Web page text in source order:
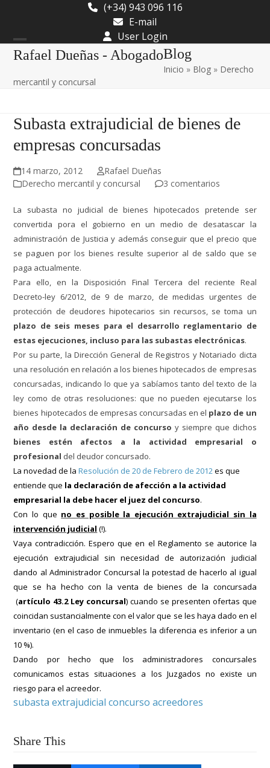
content
(+34) 943 096 116
E-mail
User Login
Rafael Dueñas - Abogado
Open
Close
Blog
Inicio » Blog » Derecho
mercantil y concursal
Subasta extrajudicial de bienes de
empresas concursadas
14 marzo, 2012
Rafael Dueñas
Derecho mercantil y concursal
3 comentarios
La subasta no judicial de bienes hipotecados pretende ser
convertida pora el gobierno en un medio de desatascar la
administración de Justicia y además conseguir que el precio que
se paguen por los bienes resulte superior al de saldo que se
paga actualmente.
Para ello, en la Disposición Final Tercera del reciente Real
Decreto-ley 6/2012, de 9 de marzo, de medidas urgentes de
protección de deudores hipotecarios sin recursos, se toma un
plazo de seis meses para el desarrollo reglamentario de
estas ejecuciones, incluso para las subastas electrónicas.
Por su parte, la Dirección General de Registros y Notariado dicta
una resolución en relación a los bienes hipotecados de empresas
concursadas, indicando lo que ya sabíamos tanto del texto de la
ley como de otras resoluciones: que no pueden ejecutarse los
bienes hipotecados de empresas concursadas en el plazo de un
año desde la declaración de concurso y siempre que dichos
bienes estén afectos a la actividad empresarial o
profesional del deudor concursado.
La novedad de laResolución de 20 de Febrero de 2012es que
entiende que la declaración de afección a la actividad
empresarial la debe hacer el juez del concurso.
Con lo que no es posible la ejecución extrajudicial sin la
intervención judicial (!).
Vaya contradicción. Espero que en el Reglamento se autorice la
ejecución extrajudicial sin necesidad de autorización judicial
dando al Administrador Concursal la potestad de hacerlo al igual
que se ha hecho con la venta de bienes de la concursada
(artículo 43.2 Ley concursal) cuando se presenten ofertas que
coincidan sustancialmente con el valor que se les haya dado en el
inventario (en el caso de inmuebles la diferencia es inferior a un
10 %).
Dando por hecho que los administradores concursales
comunicamos estas situaciones a los Juzgados no existe un
riesgo para el acreedor.
subasta extrajudicial concurso acreedores
Share This